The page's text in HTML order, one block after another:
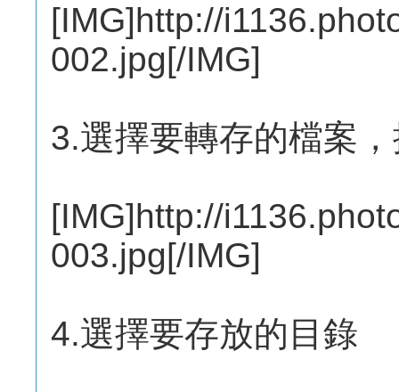
[IMG]http://
002.jpg[/IMG]
3.選擇要轉存的檔案
[IMG]http://
003.jpg[/IMG]
4.選擇要存放的目錄